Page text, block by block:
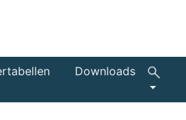
Downloads